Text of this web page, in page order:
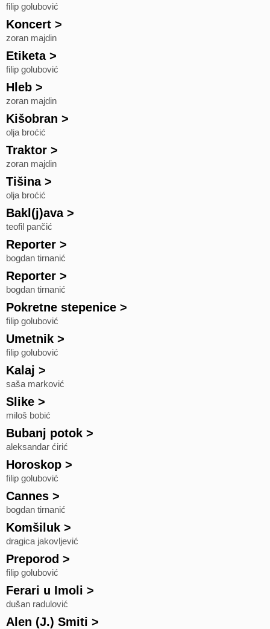
filip golubović
Koncert >
zoran majdin
Etiketa>
filip golubović
Hleb >
zoran majdin
Kišobran >
olja broćić
Traktor >
zoran majdin
Tišina>
olja broćić
Bakl(j)ava>
teofil pančić
Reporter >
bogdan tirnanić
Reporter >
bogdan tirnanić
Pokretne stepenice >
filip golubović
Umetnik >
filip golubović
Kalaj >
saša marković
Slike >
miloš bobić
Bubanj potok >
aleksandar ćirić
Horoskop >
filip golubović
Cannes >
bogdan tirnanić
Komšiluk >
dragica jakovljević
Preporod >
filip golubović
Ferari u Imoli >
dušan radulović
Alen (J.) Smiti >